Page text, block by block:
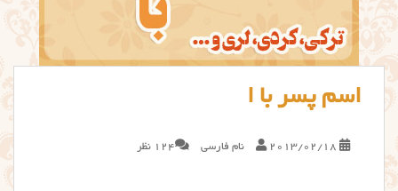
اسم پسر با ا
2013/02/18 نام فارسی 124 نظر